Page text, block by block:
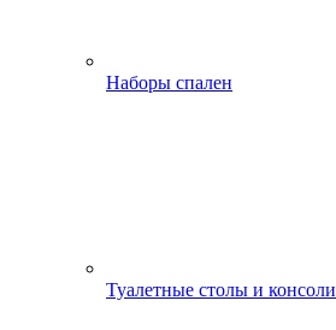
Наборы спален
Туалетные столы и консоли